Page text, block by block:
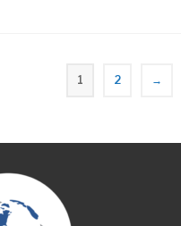
1 2 →